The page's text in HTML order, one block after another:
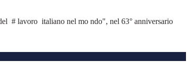
# lavoro italiano nel mo ndo", nel 63° anniversario